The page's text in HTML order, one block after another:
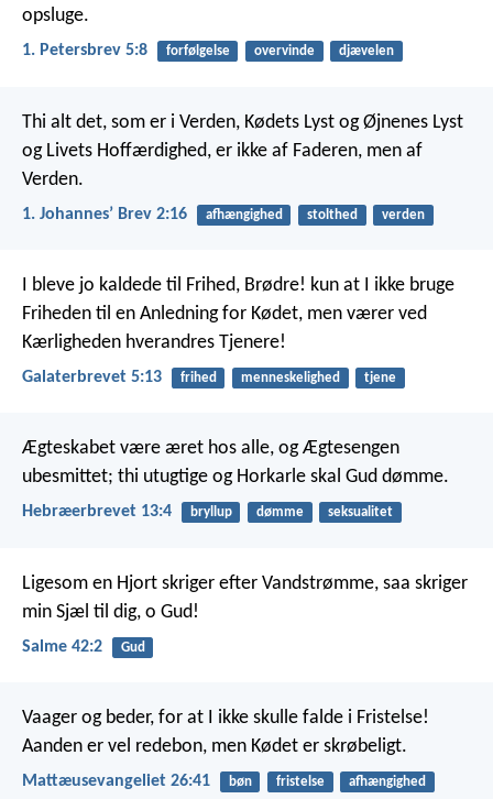
opsluge.
1. Petersbrev 5:8 forfølgelse overvinde djævelen
Thi alt det, som er i Verden, Kødets Lyst og Øjnenes Lyst
og Livets Hoffærdighed, er ikke af Faderen, men af
Verden.
1. Johannesʼ Brev 2:16 afhængighed stolthed verden
I bleve jo kaldede til Frihed, Brødre! kun at I ikke bruge
Friheden til en Anledning for Kødet, men værer ved
Kærligheden hverandres Tjenere!
Galaterbrevet 5:13 frihed menneskelighed tjene
Ægteskabet være æret hos alle, og Ægtesengen
ubesmittet; thi utugtige og Horkarle skal Gud dømme.
Hebræerbrevet 13:4 bryllup dømme seksualitet
Ligesom en Hjort skriger efter Vandstrømme, saa skriger
min Sjæl til dig, o Gud!
Salme 42:2 Gud
Vaager og beder, for at I ikke skulle falde i Fristelse!
Aanden er vel redebon, men Kødet er skrøbeligt.
Mattæusevangeliet 26:41 bøn fristelse afhængighed